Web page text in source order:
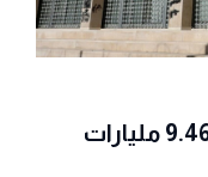
موجودات المركزي ترتفع الى 9.46 مليارات